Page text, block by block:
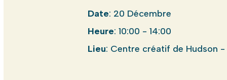
Date: 20 Décembre
Heure: 10:00 - 14:00
Lieu: Centre créatif de Hudson